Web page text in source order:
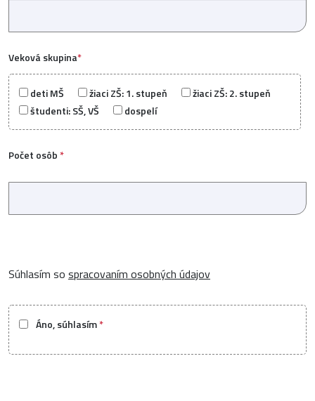
Veková skupina*
deti MŠ žiaci ZŠ: 1. stupeň
žiaci ZŠ: 2. stupeň
študenti: SŠ, VŠ
dospelí
Počet osôb *
Súhlasím so spracovaním osobných údajov
Áno, súhlasím*